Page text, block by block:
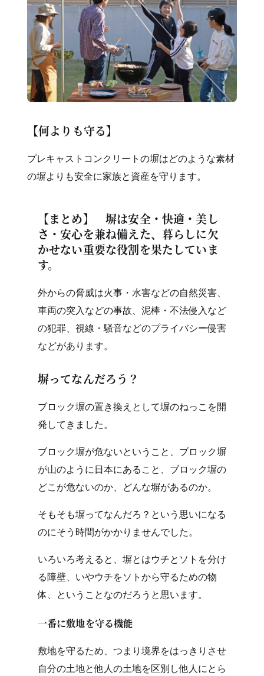
【何よりも守る】
プレキャストコンクリートの塀はどのような素材
の塀よりも安全に家族と資産を守ります。
【まとめ】 塀は安全・快適・美し
さ・安心を兼ね備えた、暮らしに欠
かせない重要な役割を果たしていま
す。
外からの脅威は火事・水害などの自然災害、
車両の突入などの事故、泥棒・不法侵入など
の犯罪、視線・騒音などのプライバシー侵害
などがあります。
塀ってなんだろう？
ブロック塀の置き換えとして塀のねっこを開
発してきました。
ブロック塀が危ないということ、ブロック塀
が山のように日本にあること、ブロック塀の
どこが危ないのか、どんな塀があるのか。
そもそも塀ってなんだろ？という思いになる
のにそう時間がかかりませんでした。
いろいろ考えると、塀とはウチとソトを分け
る障壁、いやウチをソトから守るための物
体、ということなのだろうと思います。
一番に敷地を守る機能
敷地を守るため、つまり境界をはっきりさせ
自分の土地と他人の土地を区別し他人にとら